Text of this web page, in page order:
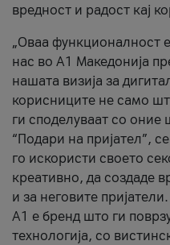
вредност и радост кај
„Оваа функционалност
нас во А1 Македонија
нашата визија за
корисниците не само
ги споделуваат со
“Подари на пријател”,
го искористи своето
креативно, да создаде
и за неговите
А1 е бренд што ги
технологија, со